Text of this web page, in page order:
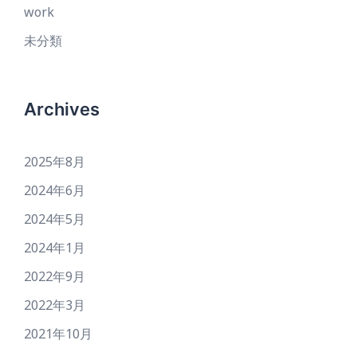
work
未分類
Archives
2025年8月
2024年6月
2024年5月
2024年1月
2022年9月
2022年3月
2021年10月